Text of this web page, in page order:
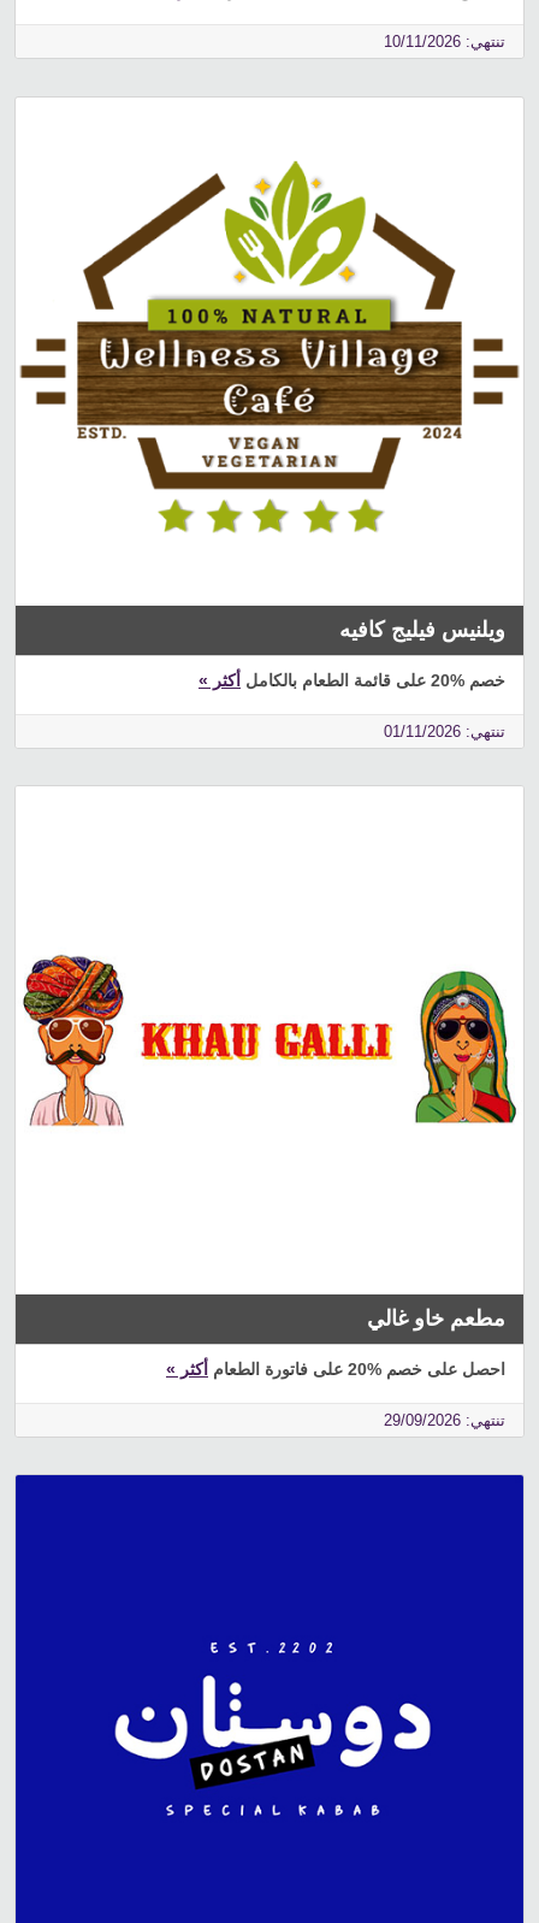
تنتهي: 10/11/2026
ويلنيس فيليج كافيه
خصم %20 على قائمة الطعام بالكامل أكثر »
تنتهي: 01/11/2026
مطعم خاو غالي
احصل على خصم %20 على فاتورة الطعام أكثر »
تنتهي: 29/09/2026